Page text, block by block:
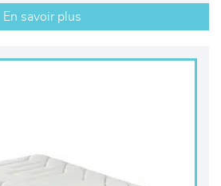
En savoir plus